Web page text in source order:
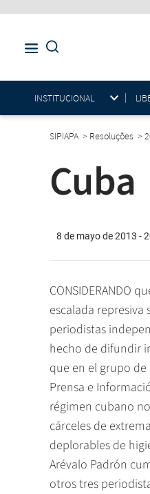
INSTITUCIONAL
SIPIAPA > Resoluções >
Cuba
8 de mayo de 2013 -
CONSIDERANDO
escalada
periodistas
hecho de difundir
que en el grupo
Prensa e
régimen cubano
cárceles de
deplorables de
Arévalo Padrón
otros tres